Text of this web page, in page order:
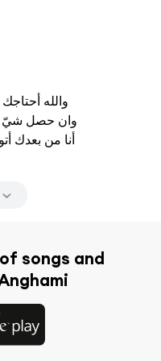
والله
وان حصل شيّ
أنا من بعدك
songs and